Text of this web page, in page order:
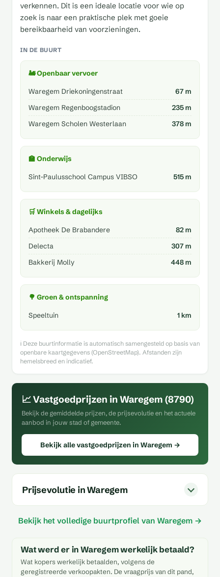
verkennen. Dit is een ideale locatie voor wie op
zoek is naar een praktische plek met goeie
bereikbaarheid van voorzieningen.
IN DE BUURT
🚂 Openbaar vervoer
Waregem Driekoningenstraat
67 m
Waregem Regenboogstadion
235 m
Waregem Scholen Westerlaan
378 m
🏫 Onderwijs
Sint-Paulusschool Campus VIBSO 515 m
🛒 Winkels & dagelijks
Apotheek De Brabandere
82 m
Delecta
307 m
Bakkerij Molly
448 m
🌳 Groen & ontspanning
Speeltuin 1 km
ℹ️ Deze buurtinformatie is automatisch samengesteld op basis van
openbare kaartgegevens (OpenStreetMap). Afstanden zijn
hemelsbreed en indicatief.
📈 Vastgoedprijzen in Waregem (8790)
Bekijk de gemiddelde prijzen, de prijsevolutie en het actuele
aanbod in jouw stad of gemeente.
Bekijk alle vastgoedprijzen in Waregem →
Prijsevolutie in Waregem
Bekijk het volledige buurtprofiel van Waregem →
Wat werd er in Waregem werkelijk betaald?
Wat kopers werkelijk betaalden, volgens de
geregistreerde verkoopakten. De vraagprijs van dit pand,